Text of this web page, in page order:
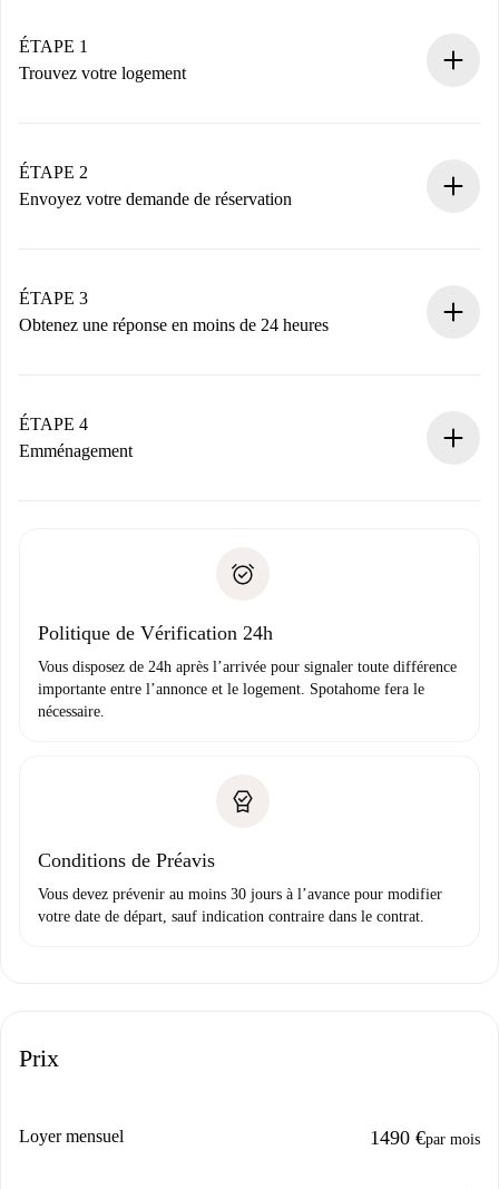
ÉTAPE 1
Trouvez votre logement
Vous disposez à l’avance de toutes les informations
nécessaires.
ÉTAPE 2
Envoyez votre demande de réservation
Nous ne vous facturerons rien tant que le propriétaire
n’aura pas accepté.
ÉTAPE 3
Obtenez une réponse en moins de 24 heures
contact avec le propriétaire.
Si refusé : aucun prélèvement et nous vous proposerons
Justificatif de solvabilité
ÉTAPE 4
Emménagement
uniquement si aucun problème n'est signalé.
Politique de Vérification 24h
Vous disposez de 24h après l’arrivée pour signaler toute différence
importante entre l’annonce et le logement. Spotahome fera le
nécessaire.
Conditions de Préavis
Vous devez prévenir au moins 30 jours à l’avance pour modifier
votre date de départ, sauf indication contraire dans le contrat.
Prix
Loyer mensuel 1490 €par mois